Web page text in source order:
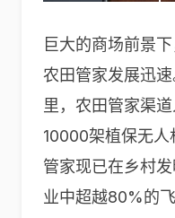
巨大的商场前景
农田管家发展迅
里，农田管家渠
10000架植保无人
管家现已在乡村
业中超越80%的